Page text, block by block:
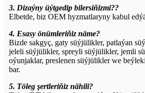
3. Dizaýny üýtgedip bilersiňizmi??
Elbetde, biz OEM hyzmatlaryny kabul
4. Esasy önümleriňiz näme?
Bizde sakgyç, gaty süýjülikler, patlaýan
jeleli süýjülikler, spreyli süýjülikler, jemli
oýunjaklar, preslenen süýjülikler we
bar.
5. Töleg şertleriňiz nähili?